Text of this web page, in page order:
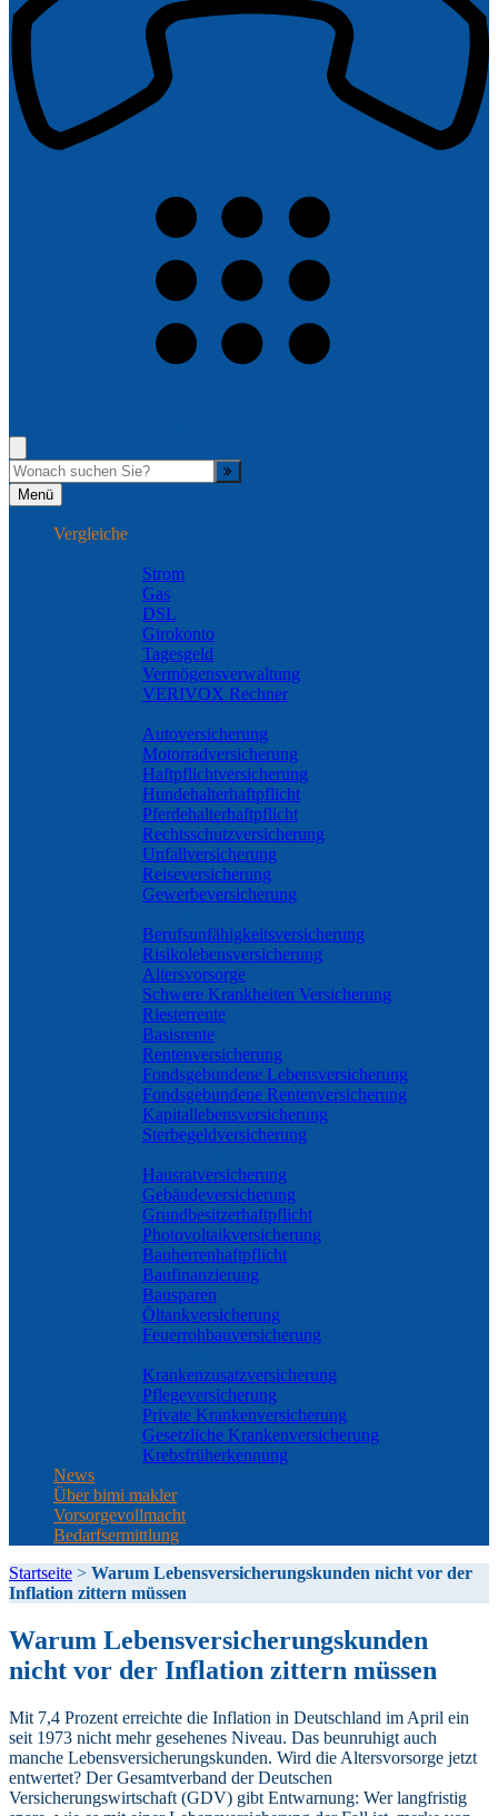
Menü
Vergleiche
Strom
Gas
DSL
Girokonto
Tagesgeld
Vermögensverwaltung
VERIVOX Rechner
Autoversicherung
Motorradversicherung
Haftpflichtversicherung
Hundehalterhaftpflicht
Pferdehalterhaftpflicht
Rechtsschutzversicherung
Unfallversicherung
Reiseversicherung
Gewerbeversicherung
Berufs­unfähigkeitsversicherung
Risikolebensversicherung
Altersvorsorge
Schwere Krankheiten Versicherung
Riesterrente
Basisrente
Rentenversicherung
Fondsgebundene Lebensversicherung
Fondsgebundene Rentenversicherung
Kapitallebensversicherung
Sterbegeldversicherung
Hausratversicherung
Gebäudeversicherung
Grundbesitzerhaftpflicht
Photovoltaikversicherung
Bauherrenhaftpflicht
Baufinanzierung
Bausparen
Öltankversicherung
Feuerrohbauversicherung
Krankenzusatzversicherung
Pflegeversicherung
Private Krankenversicherung
Gesetzliche Krankenversicherung
Krebsfrüherkennung
News
Über bimi makler
Vorsorgevollmacht
Bedarfsermittlung
Startseite > Warum Lebensversicherungskunden nicht vor der
Inflation zittern müssen
Warum Lebensversicherungskunden
nicht vor der Inflation zittern müssen
Mit 7,4 Prozent erreichte die Inflation in Deutschland im April ein
seit 1973 nicht mehr gesehenes Niveau. Das beunruhigt auch
manche Lebensversicherungskunden. Wird die Altersvorsorge jetzt
entwertet? Der Gesamtverband der Deutschen
Versicherungswirtschaft (GDV) gibt Entwarnung: Wer langfristig